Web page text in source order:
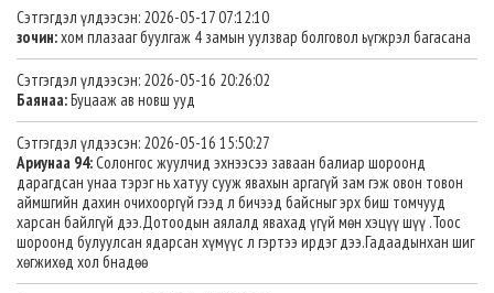
Сэтгэгдэл үлдээсэн: 2026-05-17 07:12:10
зочин:хом плазааг буулгаж 4 замын уулзвар болговол ьүгжрэл багасана
Сэтгэгдэл үлдээсэн: 2026-05-16 20:26:02
Баянаа:Буцааж ав новш ууд
Сэтгэгдэл үлдээсэн: 2026-05-16 15:50:27
Ариунаа 94:Солонгос жуулчид эхнээсээ заваан балиар шороонд
дарагдсан унаа тэрэг нь хатуу сууж явахын аргагүй зам гэж овон товон
аймшгийн дахин очихооргүй гээд л бичээд байсныг эрх биш томчууд
харсан байлгүй дээ.Дотоодын аялалд явахад үгүй мөн хэцүү шүү .Тоос
шороонд булуулсан ядарсан хүмүүс л гэртээ ирдэг дээ.Гадаадынхан шиг
хөгжихөд хол бнадөө